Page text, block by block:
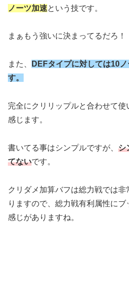
ノーツ加速という技です。
まぁもう強いに決まってるだろ
また、
DEFタイプに対しては10
す。
完全にクリリップルと合わせて
感じます。
書いてる事はシンプルですが、 シ
てないです。
クリダメ加算バフは総力戦では
りますので、総力戦有利属性に
感じがありますね。